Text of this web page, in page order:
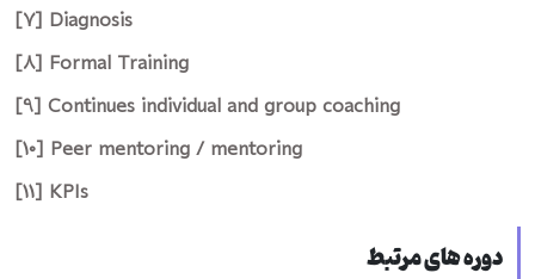
[7] Diagnosis
[8] Formal Training
[9] Continues individual and group coaching
[10] Peer mentoring / mentoring
[11] KPIs
دوره های مرتبط